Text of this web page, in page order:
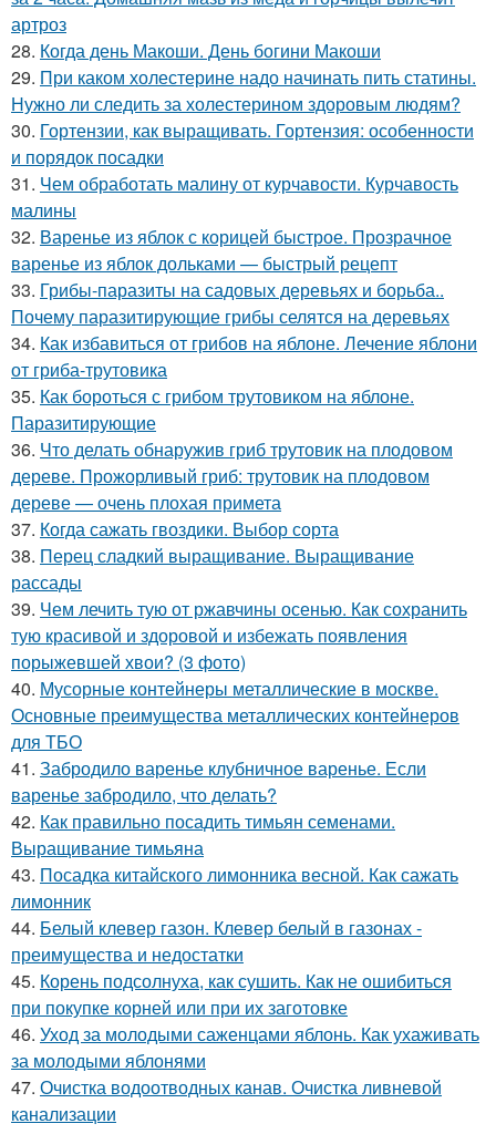
артроз
28. Когда день Макоши. День богини Макоши
29. При каком холестерине надо начинать пить статины.
Нужно ли следить за холестерином здоровым людям?
30. Гортензии, как выращивать. Гортензия: особенности
и порядок посадки
31. Чем обработать малину от курчавости. Курчавость
малины
32. Варенье из яблок с корицей быстрое. Прозрачное
варенье из яблок дольками — быстрый рецепт
33. Грибы-паразиты на садовых деревьях и борьба..
Почему паразитирующие грибы селятся на деревьях
34. Как избавиться от грибов на яблоне. Лечение яблони
от гриба-трутовика
35. Как бороться с грибом трутовиком на яблоне.
Паразитирующие
36. Что делать обнаружив гриб трутовик на плодовом
дереве. Прожорливый гриб: трутовик на плодовом
дереве — очень плохая примета
37. Когда сажать гвоздики. Выбор сорта
38. Перец сладкий выращивание. Выращивание
рассады
39. Чем лечить тую от ржавчины осенью. Как сохранить
тую красивой и здоровой и избежать появления
порыжевшей хвои? (3 фото)
40. Мусорные контейнеры металлические в москве.
Основные преимущества металлических контейнеров
для ТБО
41. Забродило варенье клубничное варенье. Если
варенье забродило, что делать?
42. Как правильно посадить тимьян семенами.
Выращивание тимьяна
43. Посадка китайского лимонника весной. Как сажать
лимонник
44. Белый клевер газон. Клевер белый в газонах -
преимущества и недостатки
45. Корень подсолнуха, как сушить. Как не ошибиться
при покупке корней или при их заготовке
46. Уход за молодыми саженцами яблонь. Как ухаживать
за молодыми яблонями
47. Очистка водоотводных канав. Очистка ливневой
канализации